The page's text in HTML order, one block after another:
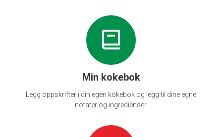
Min kokebok
Legg oppskrifter i din egen kokebok og legg til dine egne
notater og ingredienser.